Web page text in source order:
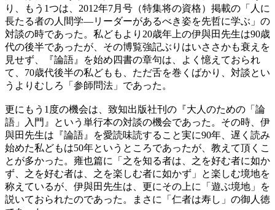
り、もう1つは、2012年7月号（特集将の資格）掲載の「人に
長たる者の人間学―リーダーがあるべき姿を先哲に学ぶ」の
対談の時であった。私どもより20歳年上の伊與田先生は90歳
代の後半であったが、その博覧強記ぶりはいささかも衰えを
見せず、『論語』を始め四書の章句は、よく憶えておられ
て、70歳代後半の私どもも、ただ舌を巻くばかり、対談とい
うよりむしろ「参師問法」であった。
更にもう1度の機会は、致知出版社刊の『大人のための「論
語」入門』という単行本の対談の機会であった。その時、伊
與田先生は『論語』を愛読味読すること実に90年、遅く読み
始めた私どもは50年というところであったが、教えて頂くこ
とが多かった。雍也篇に「之を知る者は、之を好む者に如か
ず、之を好む者は、之を楽しむ者に如かず」と楽しむ境地を
称えているが、伊與田先生は、更にその上に「遊ぶ境地」を
説いておられたのであった。まさに「仁者は寿し」の御人徳